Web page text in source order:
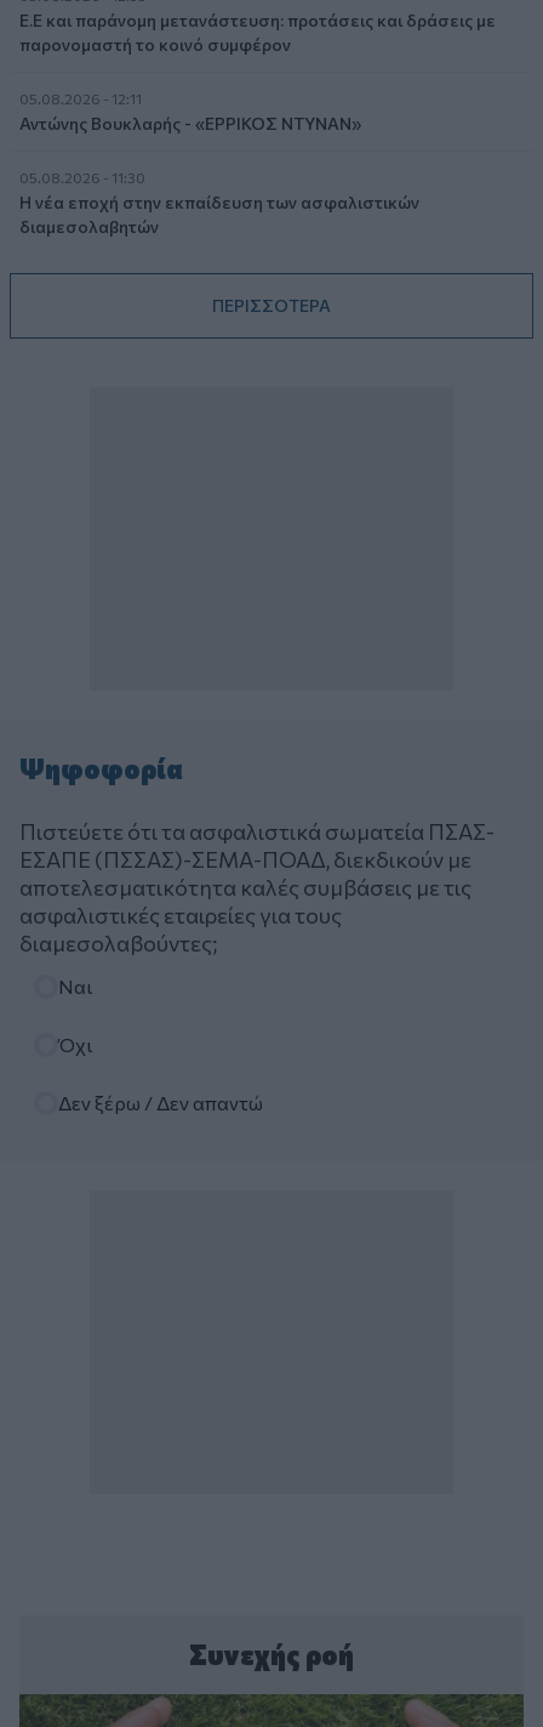
Ε.Ε και παράνομη μετανάστευση: προτάσεις και δράσεις με
παρονομαστή το κοινό συμφέρον
05.08.2026 - 12:11
Αντώνης Βουκλαρής - «ΕΡΡΙΚΟΣ ΝΤΥΝΑΝ»
05.08.2026 - 11:30
Η νέα εποχή στην εκπαίδευση των ασφαλιστικών
διαμεσολαβητών
ΠΕΡΙΣΣΟΤΕΡΑ
Ψηφοφορία
Πιστεύετε ότι τα ασφαλιστικά σωματεία ΠΣΑΣ-
ΕΣΑΠΕ (ΠΣΣΑΣ)-ΣΕΜΑ-ΠΟΑΔ, διεκδικούν με
αποτελεσματικότητα καλές συμβάσεις με τις
ασφαλιστικές εταιρείες για τους
διαμεσολαβούντες;
Ναι
Όχι
Δεν ξέρω / Δεν απαντώ
Συνεχής ροή